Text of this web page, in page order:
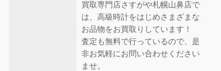
買取専門店さすがや札幌山鼻店で
は、高級時計をはじめさまざまな
お品物をお買取りしています！
査定も無料で行っているので、是
非お気軽にお問い合わせください
ませ。